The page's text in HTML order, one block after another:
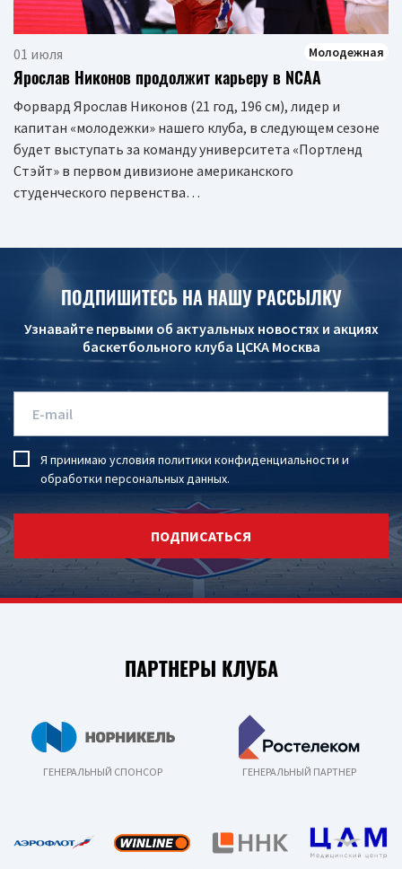
01 июля Молодежная
Ярослав Никонов продолжит карьеру в NCAA
Форвард Ярослав Никонов (21 год, 196 см), лидер и
капитан «молодежки» нашего клуба, в следующем сезоне
будет выступать за команду университета «Портленд
Стэйт» в первом дивизионе американского
студенческого первенства…
ПОДПИШИТЕСЬ НА НАШУ РАССЫЛКУ
Узнавайте первыми об актуальных новостях и акциях
баскетбольного клуба ЦСКА Москва
Я принимаю условия политики конфиденциальности и
обработки персональных данных.
ПОДПИСАТЬСЯ
ПАРТНЕРЫ КЛУБА
ГЕНЕРАЛЬНЫЙ СПОНСОР ГЕНЕРАЛЬНЫЙ ПАРТНЕР